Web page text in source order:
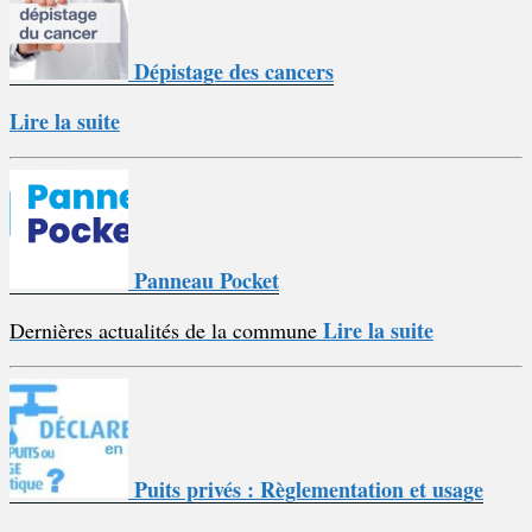
Dépistage des cancers
Lire la suite
Panneau Pocket
Dernières actualités de la commune Lire la suite
Puits privés : Règlementation et usage